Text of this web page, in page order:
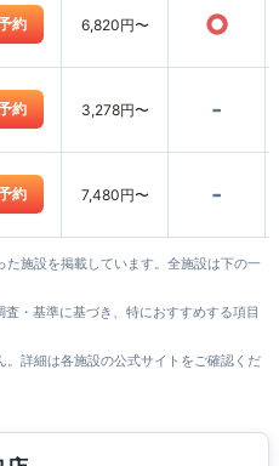
約 6,820円〜 ○
約 3,278円〜 -
約 7,480円〜 -
施設を掲載しています。全施設は下の一
・基準に基づき、特におすすめする項目
詳細は各施設の公式サイトをご確認くだ